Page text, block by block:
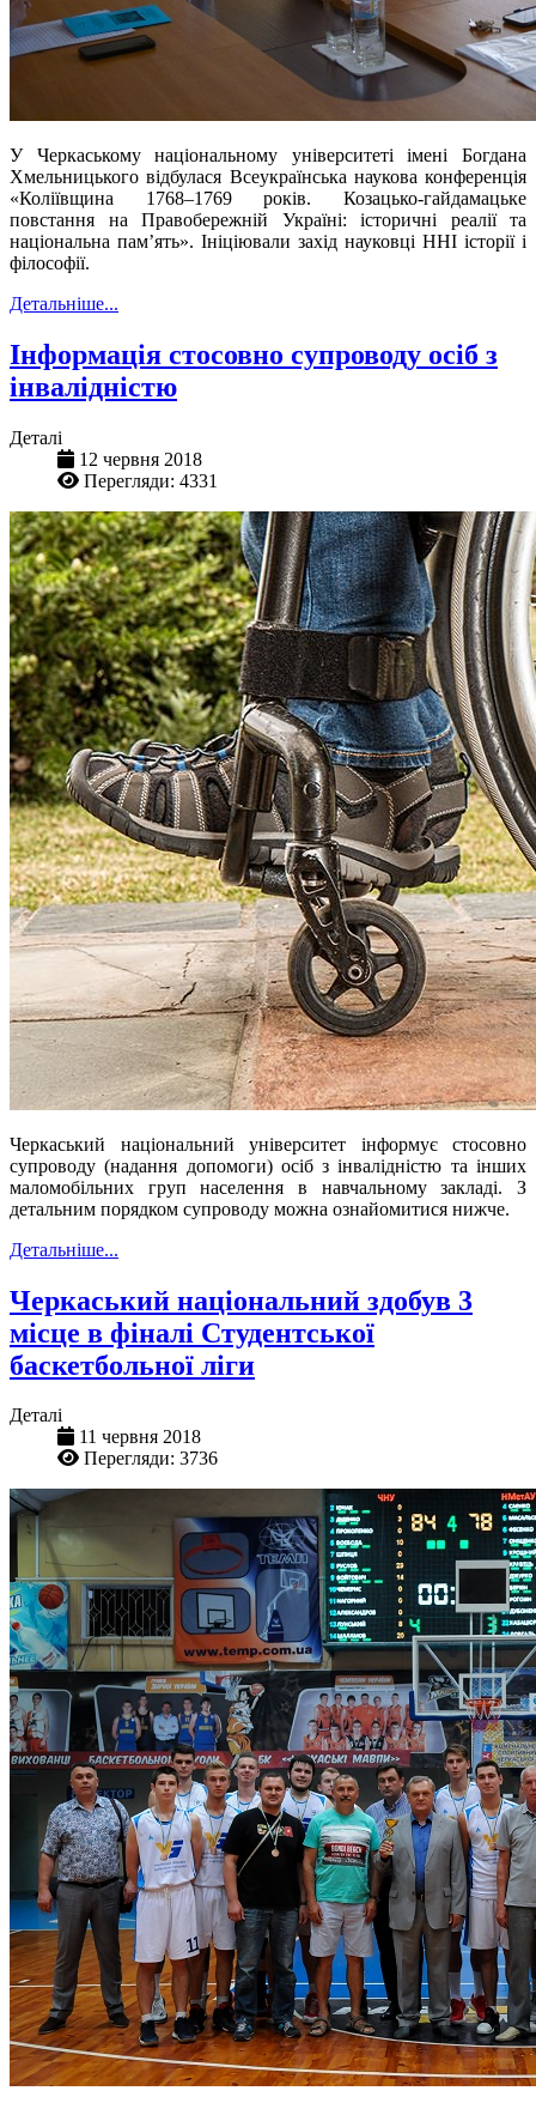
У Черкаському національному університеті імені Богдана
Хмельницького відбулася Всеукраїнська наукова конференція
«Коліївщина 1768–1769 років. Козацько-гайдамацьке
повстання на Правобережній Україні: історичні реалії та
національна пам’ять». Ініціювали захід науковці ННІ історії і
філософії.
Детальніше...
Інформація стосовно супроводу осіб з
інвалідністю
Деталі
12 червня 2018
Перегляди: 4331
Черкаський національний університет інформує стосовно
супроводу (надання допомоги) осіб з інвалідністю та інших
маломобільних груп населення в навчальному закладі. З
детальним порядком супроводу можна ознайомитися нижче.
Детальніше...
Черкаський національний здобув 3
місце в фіналі Студентської
баскетбольної ліги
Деталі
11 червня 2018
Перегляди: 3736